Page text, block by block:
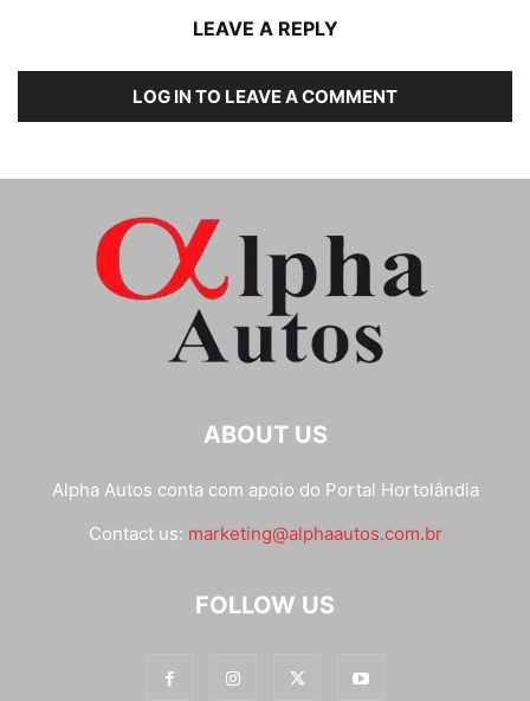
LEAVE A REPLY
LOG IN TO LEAVE A COMMENT
ABOUT US
Alpha Autos conta com apoio do Portal Hortolândia
Contact us: marketing@alphaautos.com.br
FOLLOW US